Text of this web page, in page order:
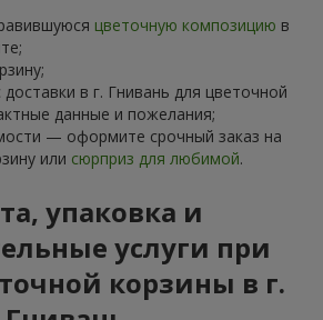
цветочную композицию в
в г. Гнивань для цветочной
данные и пожелания;
— оформите срочный заказ на
или сюрприз для любимой.
упаковка и
услуги при
корзины в г.